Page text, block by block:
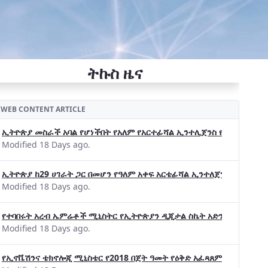
ትኩስ ዜና
WEB CONTENT ARTICLE
ኢትዮጵያ መስራች አባል የሆነችበት የአለም የአርተፊሻል ኢንተሊጀንስ የትብብር
Modified 18 Days ago.
ኢትዮጵያ ከ29 ሀገራት ጋር በመሆን የዓለም አቀፍ አርቴፊሻል ኢንተለጀንስ ትብብር
Modified 18 Days ago.
የተባበሩት አረብ ኤምሬቶች ሚኒስትር የኢትዮጵያን ዲጂታል ስኬት አድንቀዋል
Modified 18 Days ago.
የኢኖቬሽንና ቴክኖሎጂ ሚኒስቴር የ2018 በጀት ዓመት የዕቅድ አፈጻጸምና የቀጣይ